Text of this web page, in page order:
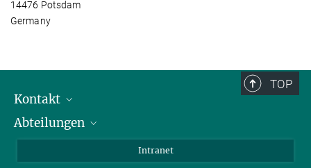
14476 Potsdam
Germany
TOP
Kontakt
Mitarbeiterverzeichnis
Abteilungen
Intranet